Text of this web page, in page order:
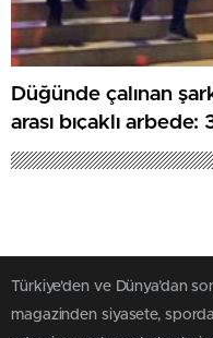
Düğünde çalınan
arası bıçaklı arbede:
Türkiye'den ve Dünya’dan
magazinden siyasete,